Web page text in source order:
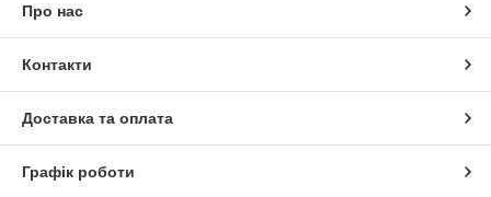
Про нас
Контакти
Доставка та оплата
Графік роботи